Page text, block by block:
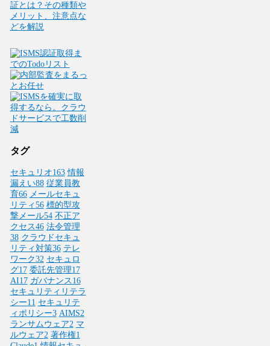
証とは？その種類や
メリット、注意点な
どを解説
タグ
セキュリオ163 情報
漏えい88 従業員教
育66 メールセキュ
リティ 56 標的型攻
撃メール54 不正ア
クセス46 法令管理
38 クラウドセキュ
リティ対策36 テレ
ワーク32 セキュロ
グ17 委託先管理17
AI17 ガバナンス 16
セキュリティリテラ
シー11 セキュリテ
ィポリシー3 AIMS2
ランサムウェア2 マ
ルウェア2 著作権1